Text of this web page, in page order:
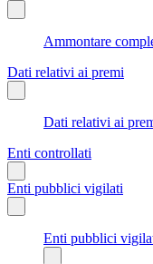
Ammontare
Dati relativi ai premi
Dati relativi ai
Enti controllati
Enti pubblici vigilati
Enti pubblici